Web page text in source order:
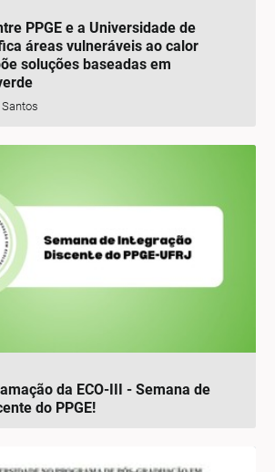
PPGE e a Universidade de
áreas vulneráveis ao calor
soluções baseadas em
da ECO-III - Semana de
do PPGE!